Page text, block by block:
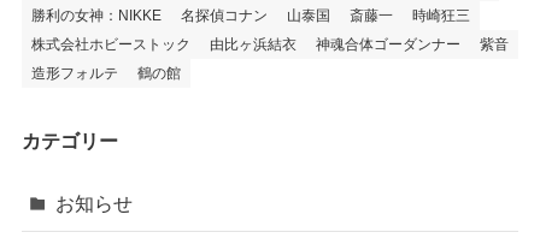
勝利の女神：NIKKE
名探偵コナン 山泰国 斎藤一
時崎狂三
株式会社ホビーストック
由比ヶ浜結衣 神魂合体ゴーダンナー
紫音
造形フォルテ
鶴の館
カテゴリー
お知らせ